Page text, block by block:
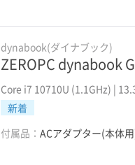
dynabook(ダイナブック)
ZEROPC dynabook
Core i7 10710U (1.1GHz) |
新着
付属品：ACアダプター(本体